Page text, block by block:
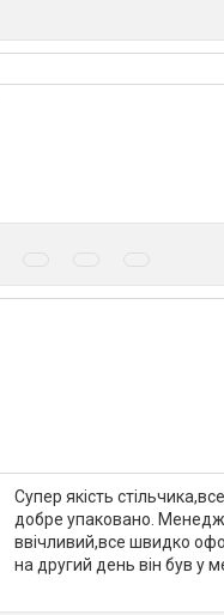
на маркетплейсі
на маркетплейсі
Супер якість
добре упаковано.
ввічливий,все швидко
на другий день він був у